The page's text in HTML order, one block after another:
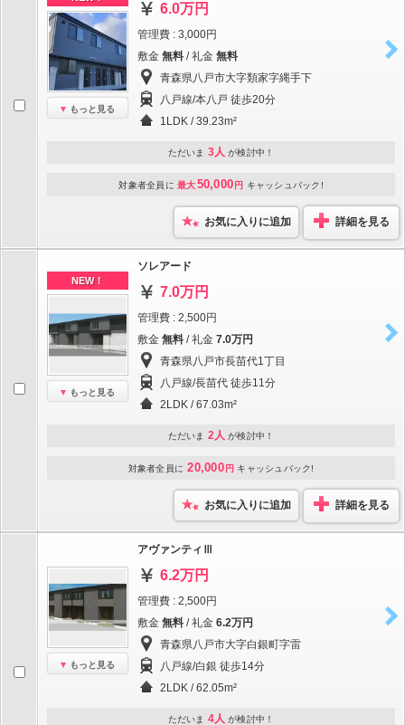
もっと見る
6.0万円
管理費 : 3,000円
敷金 無料 / 礼金 無料
青森県八戸市大字類家字縄手下
八戸線/本八戸 徒歩20分
1LDK / 39.23m²
ただいま 3人 が検討中！
対象者全員に 最大50,000 円 キャッシュバック!
お気に入りに追加 詳細を見る
NEW！
もっと見る
ソレアード
7.0万円
管理費 : 2,500円
敷金 無料 / 礼金 7.0万円
青森県八戸市長苗代1丁目
八戸線/長苗代 徒歩11分
2LDK / 67.03m²
ただいま 2人 が検討中！
対象者全員に 20,000 円 キャッシュバック!
お気に入りに追加 詳細を見る
もっと見る
アヴァンティⅢ
6.2万円
管理費 : 2,500円
敷金 無料 / 礼金 6.2万円
青森県八戸市大字白銀町字雷
八戸線/白銀 徒歩14分
2LDK / 62.05m²
ただいま 4人 が検討中！